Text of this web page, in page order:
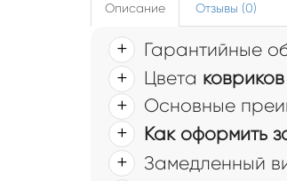
Описание Отзывы (0)
Гарантийные
Цвета ковриков
Основные
Как оформить
Замедленный